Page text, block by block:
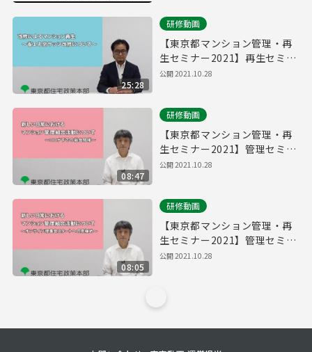
25:28
研修動画
【東京都マンション管理・再
生セミナー2021】再生セミナ
ー「改修によるマンション再
公開2021.10.28
08:47
研修動画
【東京都マンション管理・再
生セミナー2021】管理セミナ
ー「新しい日常におけるマン
公開2021.10.28
08:05
研修動画
【東京都マンション管理・再
生セミナー2021】管理セミナ
ー「新しい日常におけるマン
公開2021.10.28